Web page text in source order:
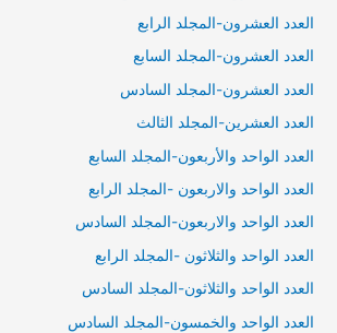
العدد العشرون-المجلد الرابع
العدد العشرون-المجلد السابع
العدد العشرون-المجلد السادس
العدد العشرين-المجلد الثالث
العدد الواحد والأربعون-المجلد السابع
العدد الواحد والاربعون -المجلد الرابع
العدد الواحد والاربعون-المجلد السادس
العدد الواحد والثلاثون -المجلد الرابع
العدد الواحد والثلاثون-المجلد السادس
العدد الواحد والخمسون-المجلد السادس